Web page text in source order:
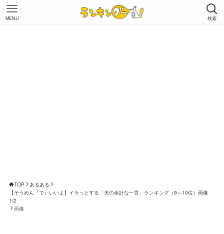
検索
MENU
TOP
あるある
【そうめん『で』いいよ】イラっとする「夫の余計な一言」ランキング（9～10位）画像
1/2
画像